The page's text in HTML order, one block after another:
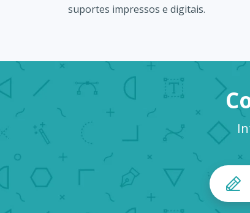
suportes impressos e digitais.